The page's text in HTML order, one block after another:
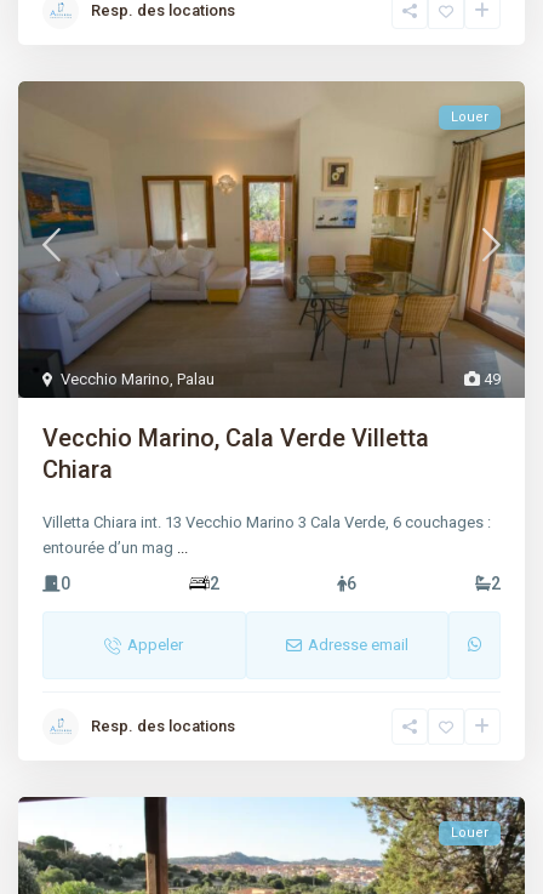
Resp. des locations
49
Vecchio Marino,Palau
Louer
Vecchio Marino, Cala Verde Villetta
Chiara
Villetta Chiara int. 13 Vecchio Marino 3 Cala Verde, 6 couchages :
entourée d’un mag ...
0 2 6 2
Appeler Adresse email
Resp. des locations
Louer